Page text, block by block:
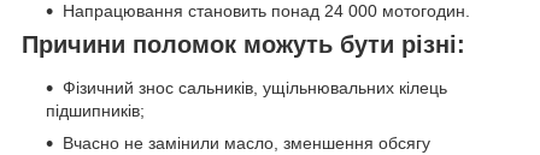
Напрацювання становить понад 24 000 мотогодин.
Причини поломок можуть бути різні:
Фізичний знос сальників, ущільнювальних кілець
підшипників;
Вчасно не замінили масло, зменшення обсягу